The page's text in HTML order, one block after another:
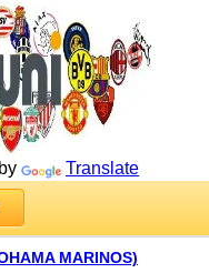
Translate
MARINOS)